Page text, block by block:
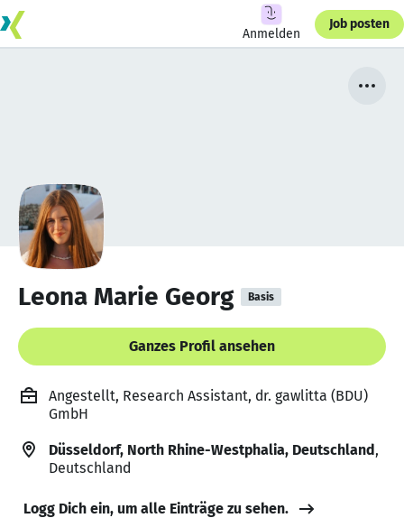
Anmelden
Job posten
Leona Marie Georg Basis
Ganzes Profil ansehen
Angestellt, Research Assistant, dr. gawlitta (BDU)
GmbH
Düsseldorf, North Rhine-Westphalia, Deutschland,
Deutschland
Logg Dich ein, um alle Einträge zu sehen.